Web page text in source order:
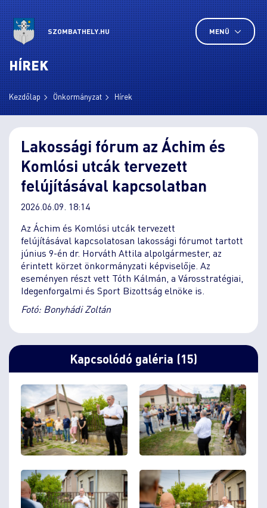
SZOMBATHELY.HU MENÜ
HÍREK
Kezdőlap Önkormányzat Hírek
Lakossági fórum az Áchim és
Komlósi utcák tervezett
felújításával kapcsolatban
2026.06.09. 18:14
Az Áchim és Komlósi utcák tervezett
felújításával kapcsolatosan lakossági fórumot tartott
június 9-én dr. Horváth Attila alpolgármester, az
érintett körzet önkormányzati képviselője. Az
eseményen részt vett Tóth Kálmán, a Városstratégiai,
Idegenforgalmi és Sport Bizottság elnöke is.
Fotó: Bonyhádi Zoltán
Kapcsolódó galéria (15)